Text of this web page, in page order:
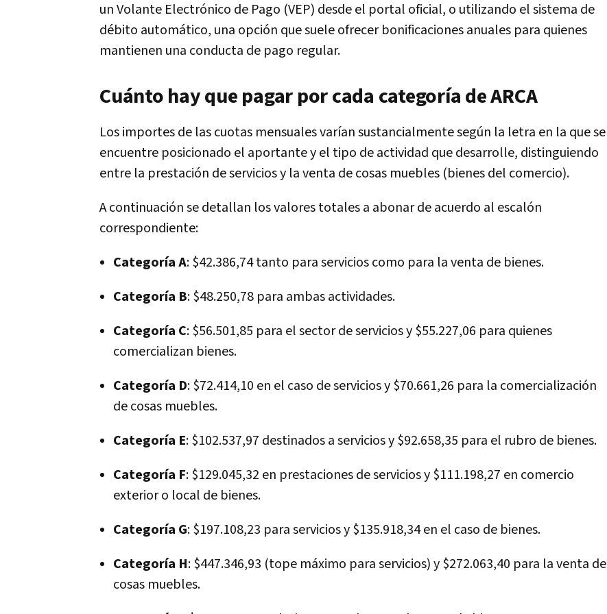
un Volante Electrónico de Pago (VEP) desde el portal oficial, o utilizando el sistema de
débito automático, una opción que suele ofrecer bonificaciones anuales para quienes
mantienen una conducta de pago regular.
Cuánto hay que pagar por cada categoría de ARCA
Los importes de las cuotas mensuales varían sustancialmente según la letra en la que se
encuentre posicionado el aportante y el tipo de actividad que desarrolle, distinguiendo
entre la prestación de servicios y la venta de cosas muebles (bienes del comercio).
A continuación se detallan los valores totales a abonar de acuerdo al escalón
correspondiente:
Categoría A: $42.386,74 tanto para servicios como para la venta de bienes.
Categoría B: $48.250,78 para ambas actividades.
Categoría C: $56.501,85 para el sector de servicios y $55.227,06 para quienes
comercializan bienes.
Categoría D: $72.414,10 en el caso de servicios y $70.661,26 para la comercialización
de cosas muebles.
Categoría E: $102.537,97 destinados a servicios y $92.658,35 para el rubro de bienes.
Categoría F: $129.045,32 en prestaciones de servicios y $111.198,27 en comercio
exterior o local de bienes.
Categoría G: $197.108,23 para servicios y $135.918,34 en el caso de bienes.
Categoría H: $447.346,93 (tope máximo para servicios) y $272.063,40 para la venta de
cosas muebles.